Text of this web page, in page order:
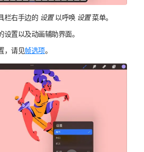
栏右手边的 设置以呼唤 设置菜单。
置以及动画辅助界面。
，请见帧选项。